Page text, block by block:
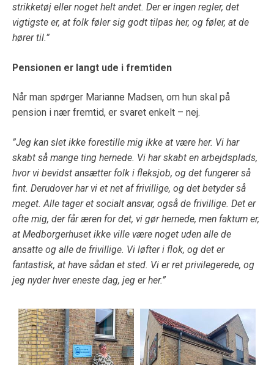
strikketøj eller noget helt andet. Der er ingen regler, det
vigtigste er, at folk føler sig godt tilpas her, og føler, at de
hører til.”
Pensionen er langt ude i fremtiden
Når man spørger Marianne Madsen, om hun skal på
pension i nær fremtid, er svaret enkelt – nej.
”Jeg kan slet ikke forestille mig ikke at være her. Vi har
skabt så mange ting hernede. Vi har skabt en arbejdsplads,
hvor vi bevidst ansætter folk i fleksjob, og det fungerer så
fint. Derudover har vi et net af frivillige, og det betyder så
meget. Alle tager et socialt ansvar, også de frivillige. Det er
ofte mig, der får æren for det, vi gør hernede, men faktum er,
at Medborgerhuset ikke ville være noget uden alle de
ansatte og alle de frivillige. Vi løfter i flok, og det er
fantastisk, at have sådan et sted. Vi er ret privilegerede, og
jeg nyder hver eneste dag, jeg er her.”